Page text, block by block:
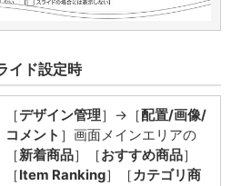
イド設定時
［デザイン管理］→［配置/画像/
コメント ］画面メインエリアの
［新着商品］［おすすめ商品］
［Item Ranking］［カテゴリ商